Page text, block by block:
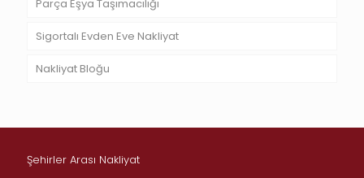
Parça Eşya Taşımacılığı
Sigortalı Evden Eve Nakliyat
Nakliyat Bloğu
Şehirler Arası Nakliyat